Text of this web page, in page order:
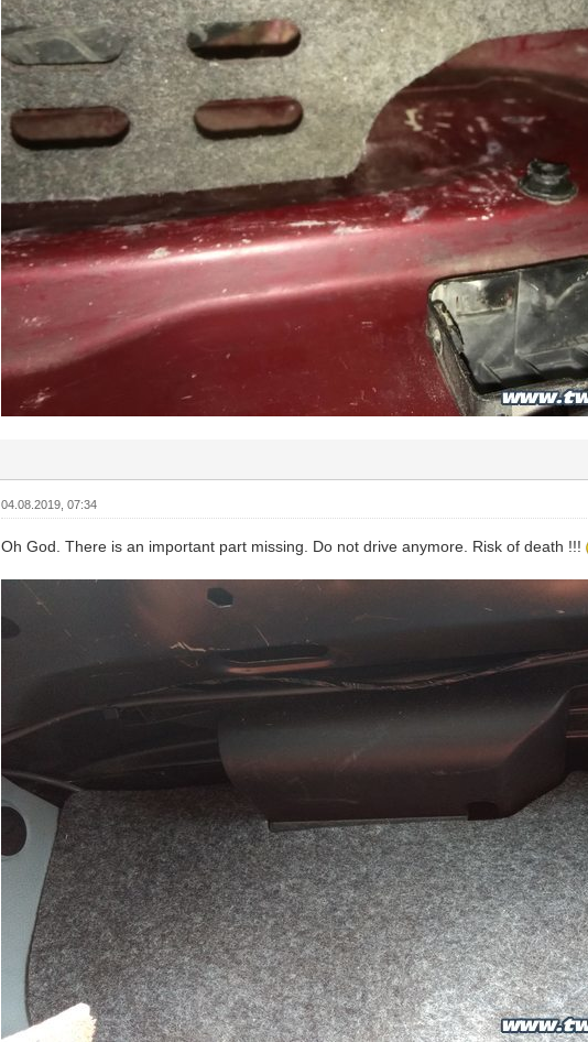
04.08.2019, 07:34
Oh God. There is an important part missing. Do not drive anymore. Risk of death !!!